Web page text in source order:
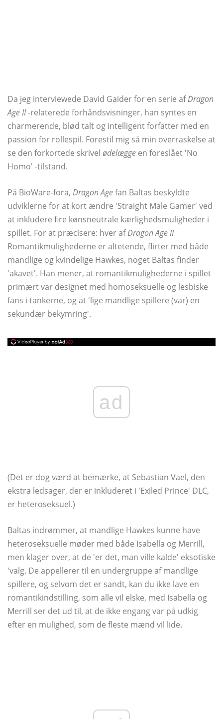
Da jeg interviewede David Gaider for en serie afDragon
Age II-relaterede forhåndsvisninger, han syntes en
charmerende, blød talt og intelligent forfatter med en
passion for rollespil. Forestil mig så min overraskelse at
se den forkortede skrivel ødelægge en foreslået 'No
Homo' -tilstand.
På BioWare-fora, Dragon Agefan Baltas beskyldte
udviklerne for at kort ændre 'Straight Male Gamer' ved
at inkludere fire kønsneutrale kærlighedsmuligheder i
spillet. For at præcisere: hver afDragon AgeII
Romantikmulighederne er altetende, flirter med både
mandlige og kvindelige Hawkes, noget Baltas finder
'akavet'. Han mener, at romantikmulighederne i spillet
primært var designet med homoseksuelle og lesbiske
fans i tankerne, og at 'lige mandlige spillere (var) en
sekundær bekymring'.
ad
(Det er dog værd at bemærke, at Sebastian Vael, den
ekstra ledsager, der er inkluderet i 'Exiled Prince' DLC,
er heteroseksuel.)
Baltas indrømmer, at mandlige Hawkes kunne have
heteroseksuelle møder med både Isabella og Merrill,
men klager over, at de 'er det, man ville kalde' eksotiske
'valg. De appellerer til en undergruppe af mandlige
spillere, og selvom det er sandt, kan du ikke lave en
romantikindstilling, som alle vil elske, med Isabella og
Merrill ser det ud til, at de ikke engang var på udkig
efter en mulighed, som de fleste mænd vil lide.